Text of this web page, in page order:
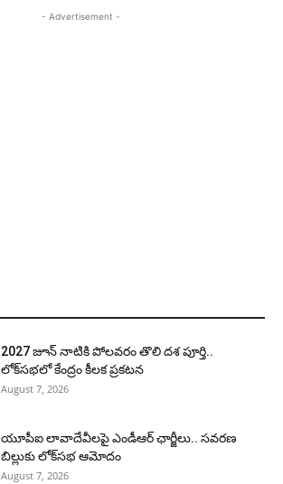
- Advertisement -
2027 జూన్ నాటికి పోలవరం తొలి దశ పూర్తి..
లోక్‌సభలో కేంద్రం కీలక ప్రకటన
August 7, 2026
యూపీఐ లావాదేవీలపై ఎండీఆర్ ఛార్జీలు.. సవరణ
బిల్లుకు లోక్‌సభ ఆమోదం
August 7, 2026